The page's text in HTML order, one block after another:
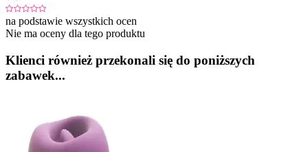
na podstawie wszystkich ocen
Nie ma oceny dla tego produktu
Klienci również przekonali się do poniższych
zabawek...